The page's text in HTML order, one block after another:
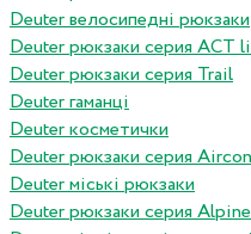
Deuter велосипедні рюкзаки
Deuter рюкзаки серия ACT
Deuter рюкзаки серия Trail
Deuter гаманці
Deuter косметички
Deuter рюкзаки серия
Deuter міські рюкзаки
Deuter рюкзаки серия